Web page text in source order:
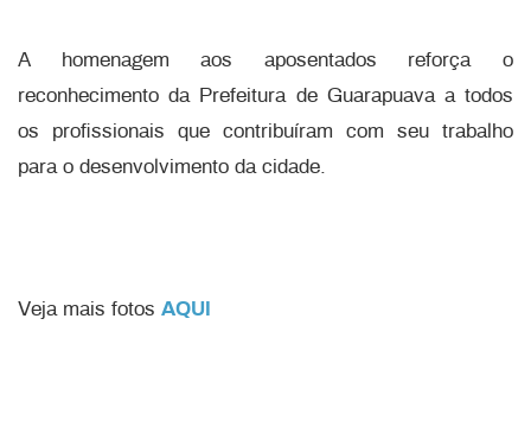
A homenagem aos aposentados reforça o
reconhecimento da Prefeitura de Guarapuava a todos
os profissionais que contribuíram com seu trabalho
para o desenvolvimento da cidade.
Veja mais fotos AQUI